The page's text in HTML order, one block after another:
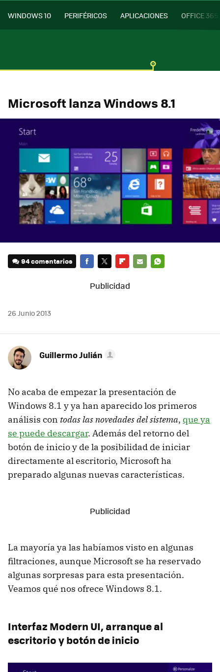
WINDOWS 10 PERIFÉRICOS APLICACIONES OFFICE 365
Microsoft lanza Windows 8.1
94 comentarios
26 Junio 2013
Guillermo Julián
No acaba de empezar la presentación de
Windows 8.1 y ya han aparecido los primeros
análisis con todas las novedades del sistema, que ya
se puede descargar. Además del retorno del
botón de inicio y de la posibilidad de iniciar
directamente al escritorio, Microsoft ha
preparado algunas nuevas características.
La mayoría ya las habíamos visto en algunas
filtraciones, aunque Microsoft se ha reservado
algunas sorpresas para esta presentación.
Veamos qué nos ofrece Windows 8.1.
Interfaz Modern UI, arranque al
escritorio y botón de inicio